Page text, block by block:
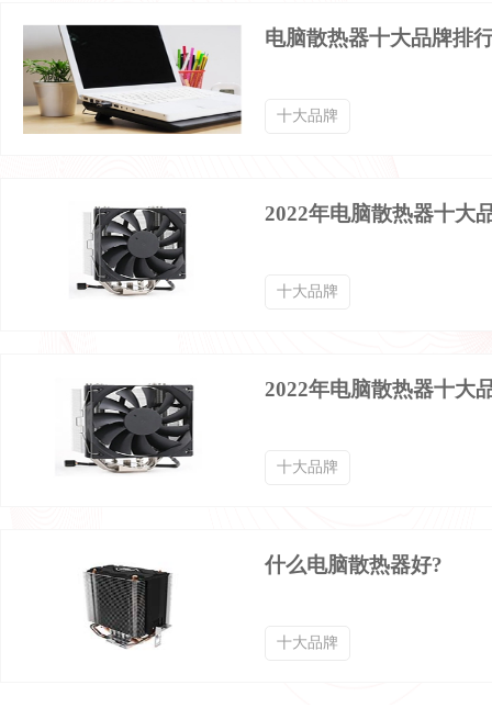
有线鼠标品牌排行榜
便携式硬盘品牌排行榜
蓝牙适配器品牌排行榜
电脑散热器十大品牌排
十大品牌
2022年电脑散热器十大
十大品牌
2022年电脑散热器十大
十大品牌
什么电脑散热器好?
十大品牌